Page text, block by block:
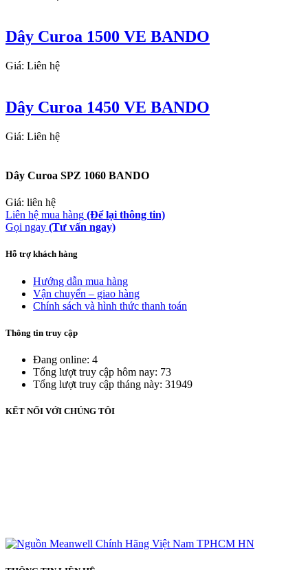
Dây Curoa 1500 VE BANDO
Giá: Liên hệ
Dây Curoa 1450 VE BANDO
Giá: Liên hệ
Dây Curoa SPZ 1060 BANDO
Giá: liên hệ
Liên hệ mua hàng (Để lại thông tin)
Gọi ngay (Tư vấn ngay)
Hỗ trợ khách hàng
Hướng dẫn mua hàng
Vận chuyển – giao hàng
Chính sách và hình thức thanh toán
Thông tin truy cập
Đang online: 4
Tổng lượt truy cập hôm nay: 73
Tổng lượt truy cập tháng này: 31949
KẾT NỐI VỚI CHÚNG TÔI